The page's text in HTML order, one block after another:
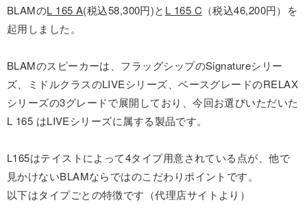
BLAMのL 165 A(税込58,300円)と L 165 C （税込46,200円）を
起用しました。
BLAMのスピーカーは、フラッグシップのSignatureシリー
ズ、ミドルクラスのLIVEシリーズ、ベースグレードのRELAX
シリーズの3グレードで展開しており、今回お選びいただいた
L 165 はLIVEシリーズに属する製品です。
L165はテイストによって4タイプ用意されている点が、他で
見かけないBLAMならではのこだわりポイントです。
以下はタイプごとの特徴です（代理店サイトより）